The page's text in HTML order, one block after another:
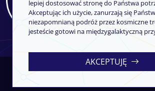
Copyright © 2013-2026SoftCOM- System
lepiej dostosować stronę do Państwa
Akceptując ich użycie, zanurzają się
niezapomnianą podróż przez kosmiczne
jesteście gotowi na międzygalaktyczną
AKCEPTUJĘ